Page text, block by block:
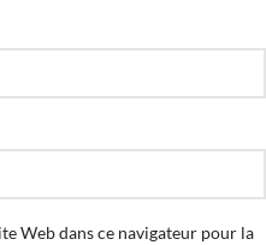
Web dans ce navigateur pour la